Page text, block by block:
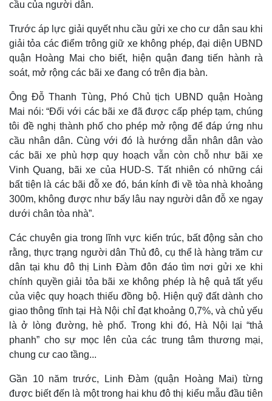
Thế giới
Quan sát
Cuộc sống đó đây
Multimedia
Video
Ảnh
E-Magazine
Infographic
cầu của người dân.
Trước áp lực giải quyết nhu cầu gửi xe cho cư dân sau khi
giải tỏa các điểm trông giữ xe không phép, đại diện UBND
quận Hoàng Mai cho biết, hiện quận đang tiến hành rà
soát, mở rộng các bãi xe đang có trên địa bàn.
Ông Đỗ Thanh Tùng, Phó Chủ tịch UBND quận Hoàng
Mai nói: “Đối với các bãi xe đã được cấp phép tạm, chúng
tôi đề nghị thành phố cho phép mở rộng để đáp ứng nhu
cầu nhân dân. Cùng với đó là hướng dẫn nhân dân vào
các bãi xe phù hợp quy hoạch vẫn còn chỗ như bãi xe
Vinh Quang, bãi xe của HUD-S. Tất nhiên có những cái
bất tiện là các bãi đỗ xe đó, bán kính đi về tòa nhà khoảng
300m, không được như bấy lâu nay người dân đỗ xe ngay
dưới chân tòa nhà”.
Các chuyên gia trong lĩnh vực kiến trúc, bất động sản cho
rằng, thực trạng người dân Thủ đô, cụ thể là hàng trăm cư
dân tại khu đô thị Linh Đàm đôn đáo tìm nơi gửi xe khi
chính quyền giải tỏa bãi xe không phép là hệ quả tất yếu
của việc quy hoạch thiếu đồng bộ. Hiện quỹ đất dành cho
giao thông tĩnh tại Hà Nội chỉ đạt khoảng 0,7%, và chủ yếu
là ở lòng đường, hè phố. Trong khi đó, Hà Nội lại “thả
phanh” cho sự mọc lên của các trung tâm thương mại,
chung cư cao tầng...
Gần 10 năm trước, Linh Đàm (quận Hoàng Mai) từng
được biết đến là một trong hai khu đô thị kiểu mẫu đầu tiên